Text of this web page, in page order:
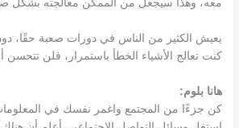
معه، وهذا سيجعل من الممكن معالجته بشكل
يعيش الكثير من الناس في دورات صعبة حقًا،
كنت تعالج الأشياء الخطأ باستمرار، فلن تتحسن
هانا بلوم:
كن جزءًا من المجتمع واغمر نفسك في